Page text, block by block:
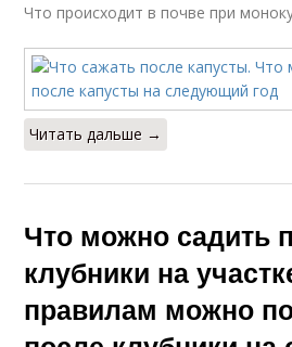
Что происходит в почве при
Читать дальше →
Что можно садить
клубники на
правилам можно